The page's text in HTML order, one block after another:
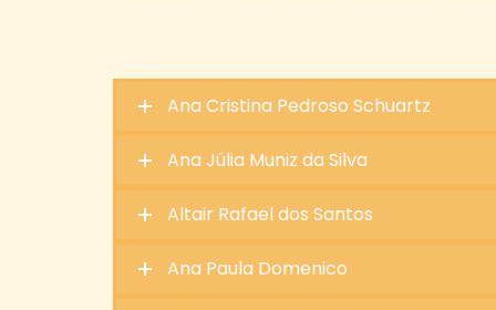
Ana Cristina Pedroso Schuartz
Ana Júlia Muniz da Silva
Altair Rafael dos Santos
Ana Paula Domenico